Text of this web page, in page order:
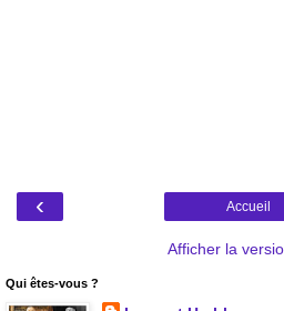
‹ Accueil
Afficher la
Qui êtes-vous ?